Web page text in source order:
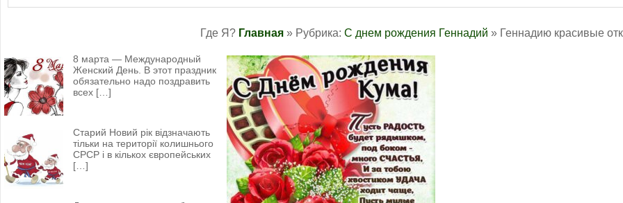
Где Я? Главная» Рубрика: С днем рождения Геннадий » Геннадию красивые
8 марта — Международный
Женский День. В этот праздник
обязательно надо поздравить
всех […]
Старий Новий рік відзначають
тільки на території колишнього
СРСР і в кількох європейських
[…]